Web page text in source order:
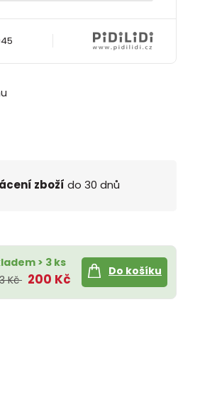
zboží do 30 dnů
> 3 ks
Kč 200 Kč
Do košíku